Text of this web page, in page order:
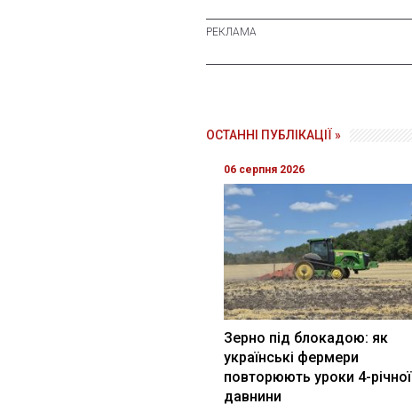
ОСТАННІ ПУБЛІКАЦІЇ »
06 серпня 2026
Зерно під блокадою: як
українські фермери
повторюють уроки 4-річної
давнини